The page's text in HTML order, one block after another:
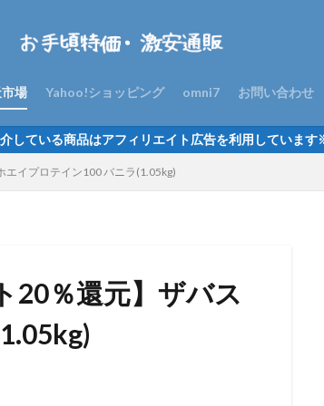
場 Yahoo!ショッピング omni7 お問い合わせ
している商品はアフィリエイト広告を利用していま
エイプロテイン100 バニラ(1.05kg)
20％還元】ザバス